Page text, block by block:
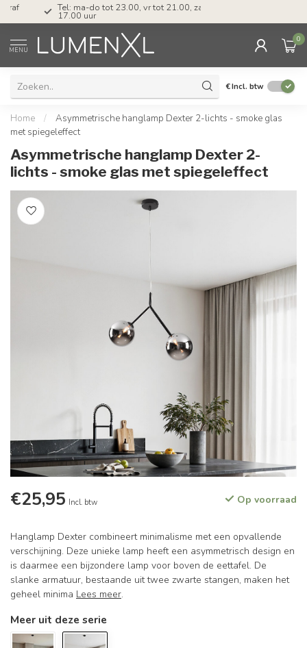
Tel: ma-do tot 23.00, vr tot 21.00, za tot
17.00 uur
MENU
0
€Incl. btw
Home /
Asymmetrische hanglamp Dexter 2-lichts - smoke glas
met spiegeleffect
Asymmetrische hanglamp Dexter 2-
lichts - smoke glas met spiegeleffect
€25,95 Incl. btw Op voorraad
Hanglamp Dexter combineert minimalisme met een opvallende
verschijning. Deze unieke lamp heeft een asymmetrisch design en
is daarmee een bijzondere lamp voor boven de eettafel. De
slanke armatuur, bestaande uit twee zwarte stangen, maken het
geheel minima Lees meer.
Meer uit deze serie